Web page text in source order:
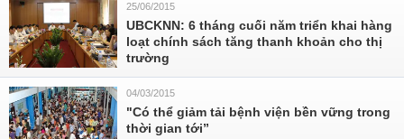
25/06/2015
UBCKNN: 6 tháng cuối năm triển khai hàng
loạt chính sách tăng thanh khoản cho thị
trường
04/03/2015
"Có thể giảm tải bệnh viện bền vững trong
thời gian tới”